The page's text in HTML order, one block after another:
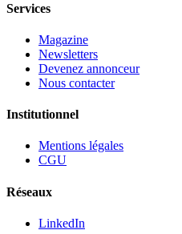
Services
Magazine
Newsletters
Devenez annonceur
Nous contacter
Institutionnel
Mentions légales
CGU
Réseaux
LinkedIn